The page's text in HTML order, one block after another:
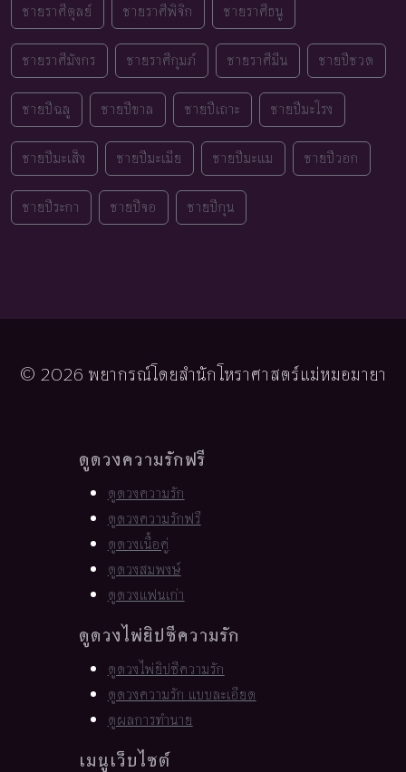
ชายราศีตุลย์ ชายราศีพิจิก ชายราศีธนู
ชายราศีมังกร ชายราศีกุมภ์ ชายราศีมีน ชายปีชวด
ชายปีฉลู ชายปีขาล ชายปีเถาะ ชายปีมะโรง
ชายปีมะเส็ง ชายปีมะเมีย ชายปีมะแม ชายปีวอก
ชายปีระกา ชายปีจอ ชายปีกุน
© 2026 พยากรณ์โดยสำนักโหราศาสตร์แม่หมอมายา
ดูดวงความรักฟรี
ดูดวงความรัก
ดูดวงความรักฟรี
ดูดวงเนื้อคู่
ดูดวงสมพงษ์
ดูดวงแฟนเก่า
ดูดวงไพ่ยิปซีความรัก
ดูดวงไพ่ยิปซีความรัก
ดูดวงความรัก แบบละเอียด
ดูผลการทำนาย
เมนูเว็บไซต์